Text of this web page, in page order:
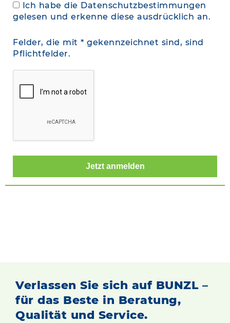
Ich habe die Datenschutzbestimmungen
gelesen und erkenne diese ausdrücklich an.
Felder, die mit * gekennzeichnet sind, sind
Pflichtfelder.
Verlassen Sie sich auf BUNZL –
für das Beste in Beratung,
Qualität und Service.